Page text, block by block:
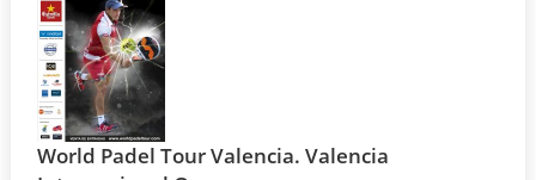
World Padel Tour Valencia. Valencia